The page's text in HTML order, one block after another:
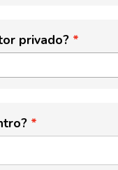
privado?